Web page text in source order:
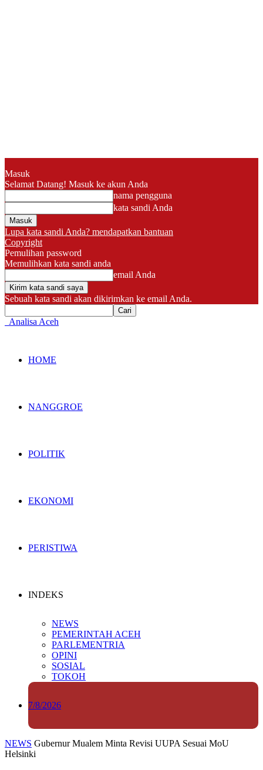
Masuk
Selamat Datang! Masuk ke akun Anda
nama pengguna
kata sandi Anda
Lupa kata sandi Anda? mendapatkan bantuan
Copyright
Pemulihan password
Memulihkan kata sandi anda
email Anda
Sebuah kata sandi akan dikirimkan ke email Anda.
Analisa Aceh
HOME
NANGGROE
POLITIK
EKONOMI
PERISTIWA
INDEKS
NEWS
PEMERINTAH ACEH
PARLEMENTRIA
OPINI
SOSIAL
TOKOH
7/8/2026
NEWS Gubernur Mualem Minta Revisi UUPA Sesuai MoU
Helsinki